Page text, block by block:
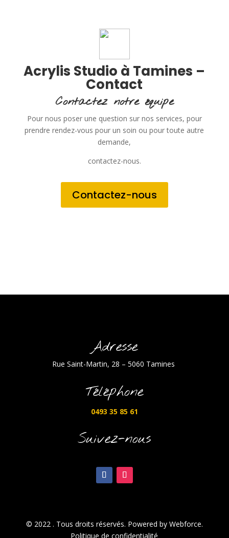
Acrylis Studio à Tamines –
Contact
Contactez notre équipe
Pour nous poser une question sur nos services, pour
prendre rendez-vous pour un soin ou pour toute autre
demande,
contactez-nous.
Contactez-nous
Adresse
Rue Saint-Martin, 28 – 5060 Tamines
Téléphone
0493 35 85 61
Suivez-nous
© 2022 . Tous droits réservés. Powered by Webforce.
Politique de confidentialité